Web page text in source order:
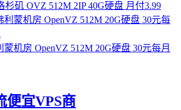
杉矶 OVZ 512M 2IP 40G硬盘 月付3.99
蒙机房 OpenVZ 512M 20G硬盘 30元每月
便宜VPS商